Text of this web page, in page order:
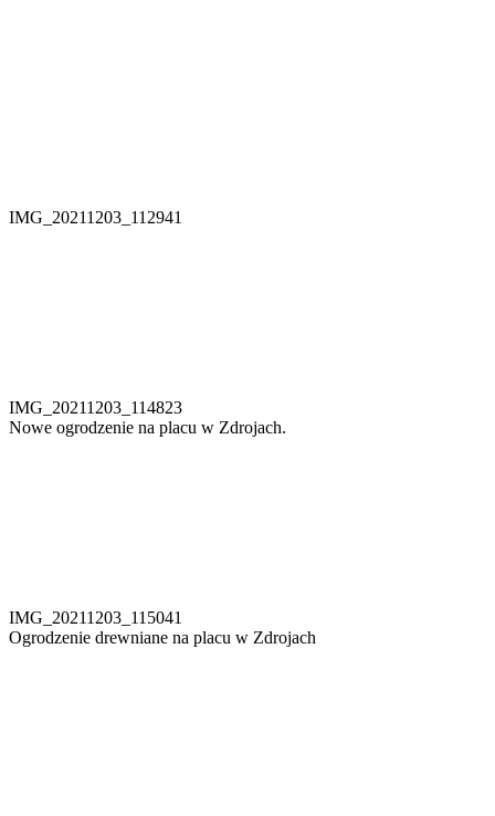
IMG_20211203_112941
IMG_20211203_114823
Nowe ogrodzenie na placu w Zdrojach.
IMG_20211203_115041
Ogrodzenie drewniane na placu w Zdrojach